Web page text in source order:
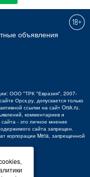
объявления
ООО "ТРК "Евразия", 2007-
Орск.ру, допускается только
ссылки на сайт Orsk.ru.
комментариев и
- это личное мнение
сайта запрещен.
корпорации Meta, запрещенной